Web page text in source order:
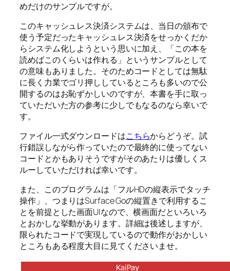
めだけのサンプルですが。
このキャッシュレス決済システムは、当日の頒布で
使う予定だったキャッシュレス決済をせっかくだか
らシステム化しようという思いに加え、「この本を
読めばこのくらいは作れる」というサンプルとして
の意味もありました。そのためコードとしては無駄
に長く力業でゴリ押ししているところも多いので公
開するのはお恥ずかしいのですが、本書を手に取っ
ていただいた方の参考に少しでもなるのなら幸いで
す。
ファイル一式ダウンロードはこちらからどうぞ。試
行錯誤しながら作っていたので最終的に使ってない
コードとかもありそうですがそのあたりは優しくス
ルーしていただければ幸いです。
また、このプログラムは「フルHDの縦表示でタッチ
操作」、つまりはSurface Goの縦置きで利用するこ
とを前提とした画面UIなので、横画面だといろいろ
とおかしな挙動があります。詳細は後述しますが、
限られたコードで実現しているので動作がおかしい
ところもある程度大目に見てくださいませ。